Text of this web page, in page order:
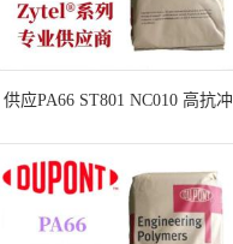
供应PA66 ST801 NC010 高抗冲